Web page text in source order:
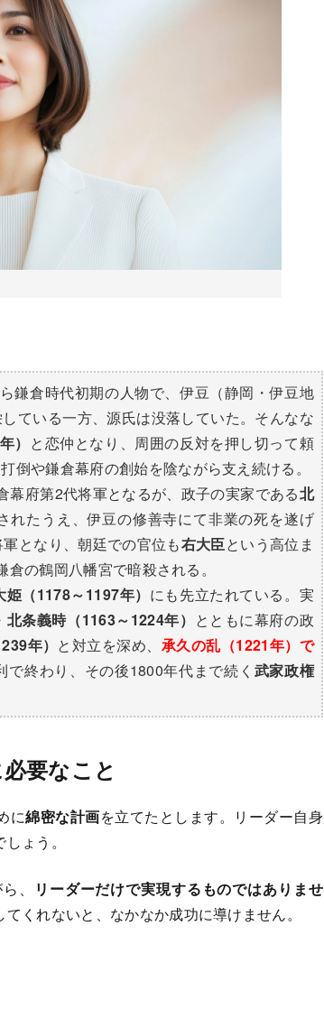
鎌倉時代初期の人物で、伊豆（静岡・伊豆地
ている一方、源氏は没落していた。そんなな
） と恋仲となり、周囲の反対を押し切って頼
倒や鎌倉幕府の創始を陰ながら支え続ける。
幕府第2代将軍となるが、政子の実家である北
れたうえ、伊豆の修善寺にて非業の死を遂げ
となり、朝廷での官位も右大臣という高位ま
倉の鶴岡八幡宮で暗殺される。
姫（1178～1197年） にも先立たれている。実
北条義時（1163～1224年） とともに幕府の政
年） と対立を深め、 承久の乱（1221年）で
終わり、その後1800年代まで続く 武家政権
要なこと
に綿密な計画を立てたとします。リーダー自身
ょう。
、
リーダーだけで実現するものではありませ
くれないと、なかなか成功に導けません。